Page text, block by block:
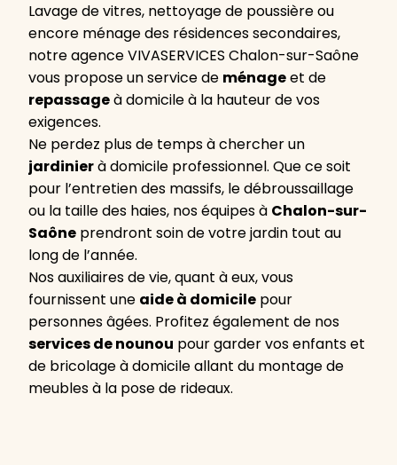
Lavage de vitres, nettoyage de poussière ou
encore ménage des résidences secondaires,
notre agence VIVASERVICES Chalon-sur-Saône
vous propose un service de ménageet de
repassageà domicile à la hauteur de vos
exigences.
Ne perdez plus de temps à chercher un
jardinierà domicile professionnel. Que ce soit
pour l’entretien des massifs, le débroussaillage
ou la taille des haies, nos équipes à Chalon-sur-
Saône prendront soin de votre jardin tout au
long de l’année.
Nos auxiliaires de vie, quant à eux, vous
fournissent une aide à domicile pour
personnes âgées. Profitez également de nos
services de nounou pour garder vos enfants et
de bricolage à domicile allant du montage de
meubles à la pose de rideaux.